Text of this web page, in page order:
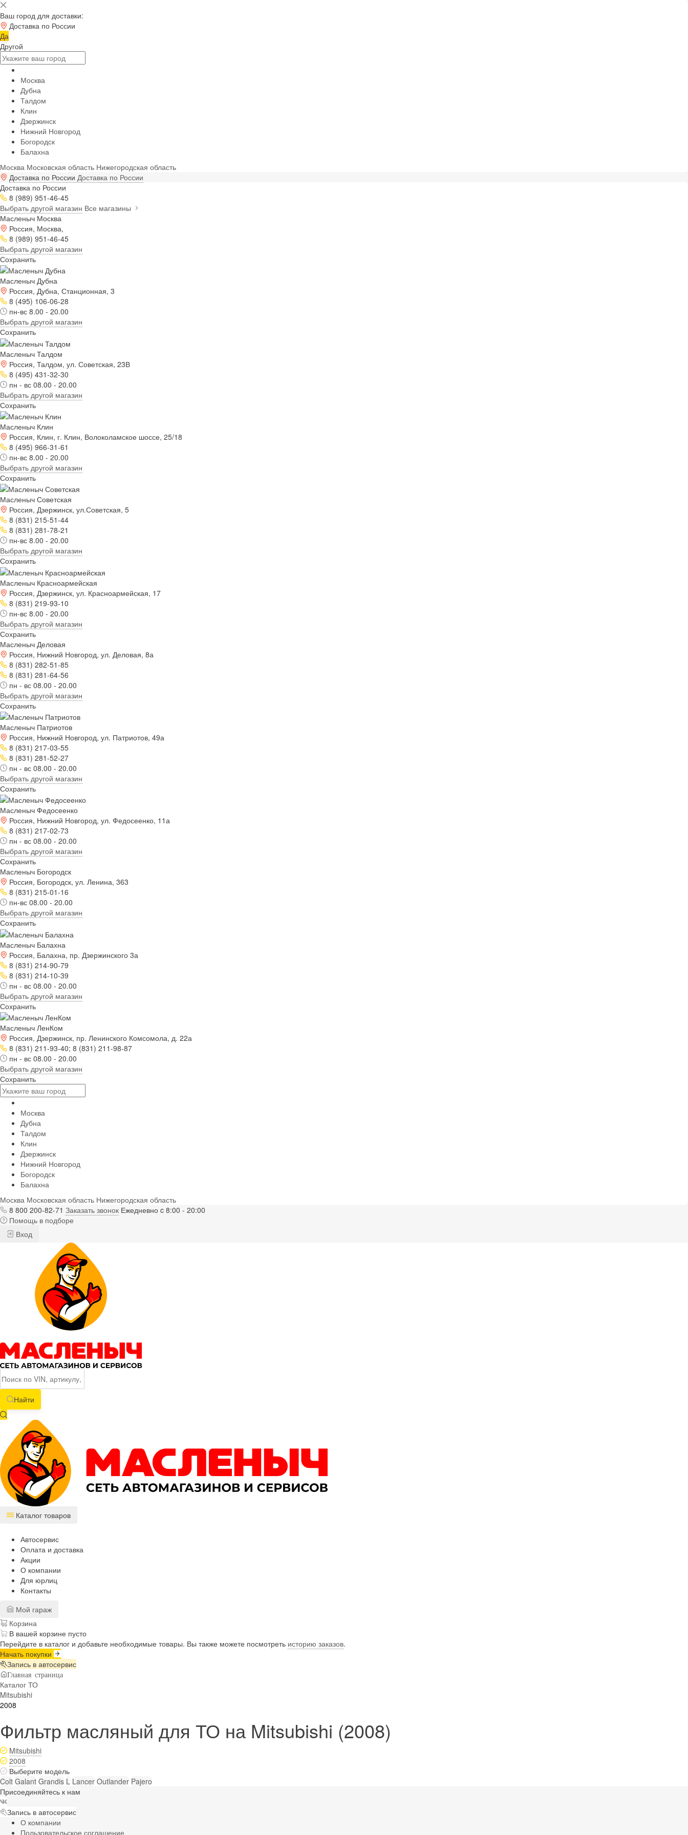
Ваш город для доставки:
Доставка по России
Да
Другой
Москва
Дубна
Талдом
Клин
Дзержинск
Нижний Новгород
Богородск
Балахна
Москва Московская область Нижегородская область
Доставка по России Доставка по России
Доставка по России
8 (989) 951-46-45
Выбрать другой магазин Все магазины
Масленыч Москва
Россия, Москва,
8 (989) 951-46-45
Выбрать другой магазин
Сохранить
Масленыч Дубна
Россия, Дубна, Станционная, 3
8 (495) 106-06-28
пн-вс 8.00 - 20.00
Выбрать другой магазин
Сохранить
Масленыч Талдом
Россия, Талдом, ул. Советская, 23В
8 (495) 431-32-30
пн - вс 08.00 - 20.00
Выбрать другой магазин
Сохранить
Масленыч Клин
Россия, Клин, г. Клин, Волоколамское шоссе, 25/18
8 (495) 966-31-61
пн-вс 8.00 - 20.00
Выбрать другой магазин
Сохранить
Масленыч Советская
Россия, Дзержинск, ул.Советская, 5
8 (831) 215-51-44
8 (831) 281-78-21
пн-вс 8.00 - 20.00
Выбрать другой магазин
Сохранить
Масленыч Красноармейская
Россия, Дзержинск, ул. Красноармейская, 17
8 (831) 219-93-10
пн-вс 8.00 - 20.00
Выбрать другой магазин
Сохранить
Масленыч Деловая
Россия, Нижний Новгород, ул. Деловая, 8а
8 (831) 282-51-85
8 (831) 281-64-56
пн - вс 08.00 - 20.00
Выбрать другой магазин
Сохранить
Масленыч Патриотов
Россия, Нижний Новгород, ул. Патриотов, 49а
8 (831) 217-03-55
8 (831) 281-52-27
пн - вс 08.00 - 20.00
Выбрать другой магазин
Сохранить
Масленыч Федосеенко
Россия, Нижний Новгород, ул. Федосеенко, 11а
8 (831) 217-02-73
пн - вс 08.00 - 20.00
Выбрать другой магазин
Сохранить
Масленыч Богородск
Россия, Богородск, ул. Ленина, 363
8 (831) 215-01-16
пн-вс 08.00 - 20.00
Выбрать другой магазин
Сохранить
Масленыч Балахна
Россия, Балахна, пр. Дзержинского 3а
8 (831) 214-90-79
8 (831) 214-10-39
пн - вс 08.00 - 20.00
Выбрать другой магазин
Сохранить
Масленыч ЛенКом
Россия, Дзержинск, пр. Ленинского Комсомола, д. 22а
8 (831) 211-93-40; 8 (831) 211-98-87
пн - вс 08.00 - 20.00
Выбрать другой магазин
Сохранить
Москва
Дубна
Талдом
Клин
Дзержинск
Нижний Новгород
Богородск
Балахна
Москва Московская область Нижегородская область
8 800 200-82-71 Заказать звонок Ежедневно c 8:00 - 20:00
Помощь в подборе
Вход
Найти
Каталог товаров
Автосервис
Оплата и доставка
Акции
О компании
Для юрлиц
Контакты
Мой гараж
Корзина
В вашей корзине пусто
Перейдите в каталог и добавьте необходимые товары. Вы также можете посмотреть историю заказов.
Начать покупки
Запись в автосервис
Главная страница
Каталог ТО
Mitsubishi
2008
Фильтр масляный для ТО на Mitsubishi (2008)
Mitsubishi
2008
Выберите модель
Colt Galant Grandis L Lancer Outlander Pajero
Присоединяйтесь к нам
Запись в автосервис
О компании
Пользовательское соглашение